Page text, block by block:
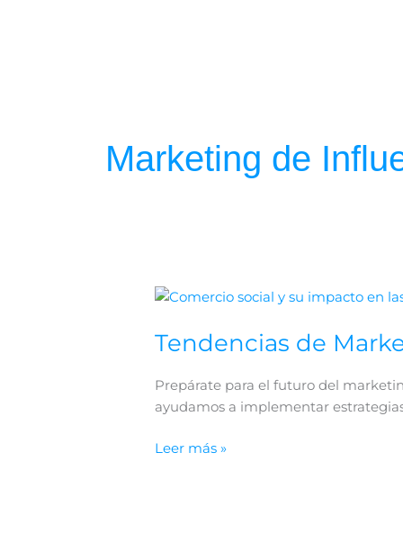
Marketing de
Tendencias de
Prepárate para el futuro del
ayudamos a implementar
Tendencias
Marketing
para
2024
Leer más »